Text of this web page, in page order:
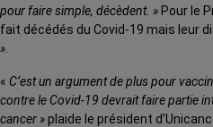
pour faire simple, décèdent. » Pour le
fait décédés du Covid-19 mais leur
»
« C’est un argument de plus pour
contre le Covid-19 devrait faire partie
cancer »plaide le président